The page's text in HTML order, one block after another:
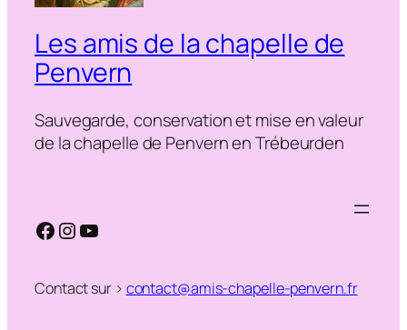
Les amis de la chapelle de
Penvern
Sauvegarde, conservation et mise en valeur
de la chapelle de Penvern en Trébeurden
Facebook
Instagram
YouTube
Contact sur > contact@amis-chapelle-penvern.fr